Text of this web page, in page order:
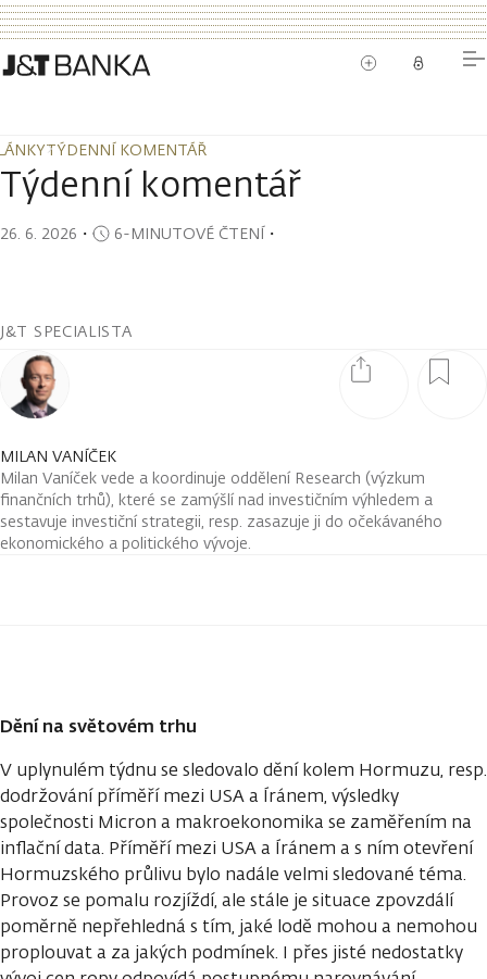
TÝDENNÍ KOMENTÁŘ
TÝDENNÍ KOMENTÁŘ
Týdenní komentář
26. 6. 2026 ・ 6-MINUTOVÉ ČTENÍ・
J&T SPECIALISTA
MILAN VANÍČEK
Milan Vaníček vede a koordinuje oddělení Research (výzkum
finančních trhů), které se zamýšlí nad investičním výhledem a
sestavuje investiční strategii, resp. zasazuje ji do očekávaného
ekonomického a politického vývoje.
Dění na světovém trhu
V uplynulém týdnu se sledovalo dění kolem Hormuzu, resp.
dodržování příměří mezi USA a Íránem, výsledky
společnosti Micron a makroekonomika se zaměřením na
inflační data. Příměří mezi USA a Íránem a s ním otevření
Hormuzského průlivu bylo nadále velmi sledované téma.
Provoz se pomalu rozjíždí, ale stále je situace zpovzdálí
poměrně nepřehledná s tím, jaké lodě mohou a nemohou
proplouvat a za jakých podmínek. I přes jisté nedostatky